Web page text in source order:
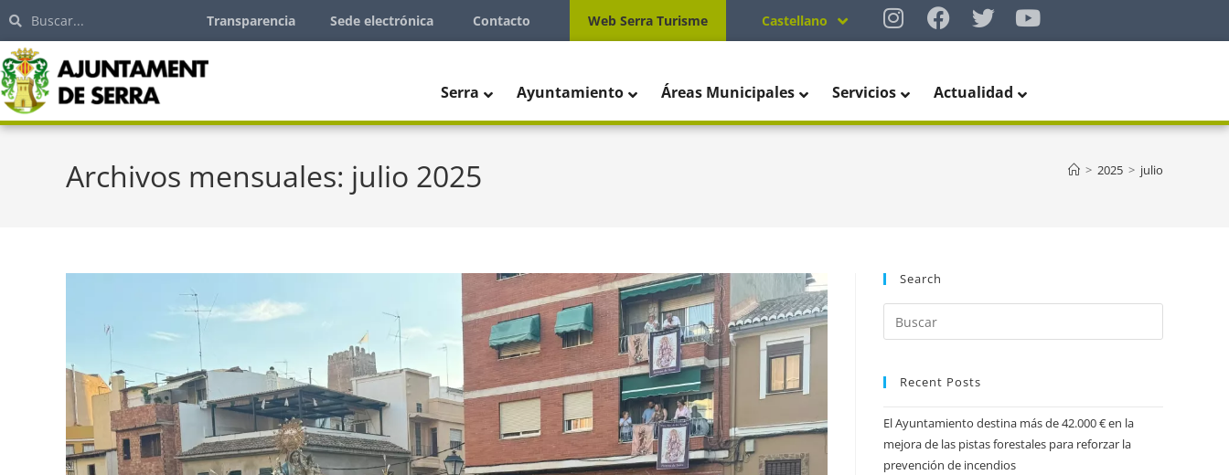
Transparencia Sede electrónica Contacto Web Serra Turisme Castellano
Serra Ayuntamiento Áreas Municipales Servicios Actualidad
Archivos mensuales: julio 2025 > 2025 > julio
Search
Recent Posts
El Ayuntamiento destina más de 42.000 € en la
mejora de las pistas forestales para reforzar la
prevención de incendios